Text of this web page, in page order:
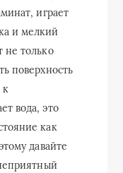
играет
и мелкий
не только
поверхность
к
вода, это
как
давайте